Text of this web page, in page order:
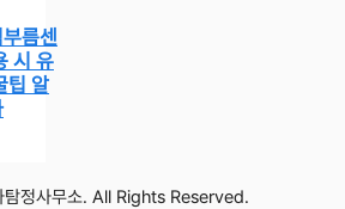
름센
시 유
팁 알
정사무소. All Rights Reserved.